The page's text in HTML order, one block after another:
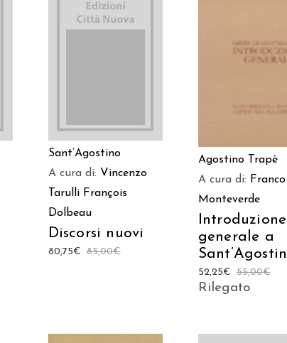
Sant’Agostino
A cura di: Vincenzo
Tarulli François
Dolbeau
Discorsi nuovi
85,00€
80,75€
AGGIUNGI AL
Agostino Trapè
A cura di: Franco
Monteverde
Introduzione
generale a
55,00€
52,25€
Rilegato